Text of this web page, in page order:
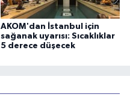
AKOM'dan İstanbul için
sağanak uyarısı: Sıcaklıklar
5 derece düşecek